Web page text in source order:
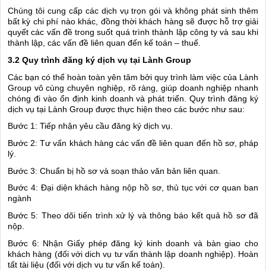
Chúng tôi cung cấp các dịch vụ trọn gói và không phát sinh thêm
bất kỳ chi phí nào khác, đồng thời khách hàng sẽ được hỗ trợ giải
quyết các vấn đề trong suốt quá trình thành lập công ty và sau khi
thành lập, các vấn đề liên quan đến kế toán – thuế.
3.2 Quy trình đăng ký dịch vụ tại Lành Group
Các bạn có thể hoàn toàn yên tâm bởi quy trình làm việc của Lành
Group vô cùng chuyên nghiệp, rõ ràng, giúp doanh nghiệp nhanh
chóng đi vào ổn định kinh doanh và phát triển. Quy trình đăng ký
dịch vụ tại Lành Group được thực hiện theo các bước như sau:
Bước 1: Tiếp nhận yêu cầu đăng ký dịch vụ.
Bước 2: Tư vấn khách hàng các vấn đề liên quan đến hồ sơ, pháp
lý.
Bước 3: Chuẩn bị hồ sơ và soạn thảo văn bản liên quan.
Bước 4: Đại diện khách hàng nộp hồ sơ, thủ tục với cơ quan ban
ngành
Bước 5: Theo dõi tiến trình xử lý và thông báo kết quả hồ sơ đã
nộp.
Bước 6: Nhận Giấy phép đăng ký kinh doanh và bàn giao cho
khách hàng (đối với dich vụ tư vấn thành lập doanh nghiệp). Hoàn
tất tài liệu (đối với dịch vụ tư vấn kế toán).